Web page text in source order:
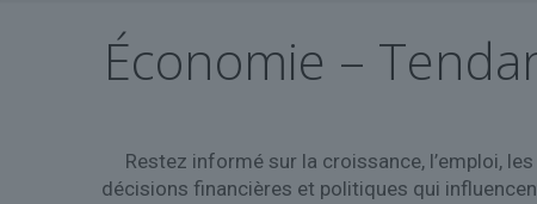
Économie –
Restez informé sur la croissance, l’emploi,
décisions financières et politiques qui